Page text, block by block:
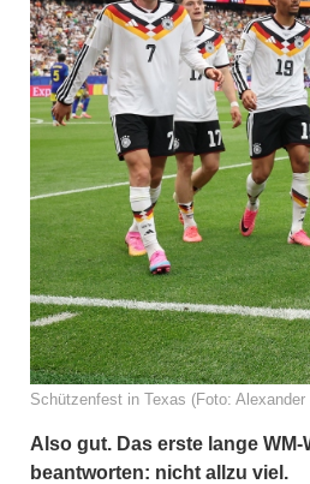
Schützenfest in Texas (Foto:
Also gut. Das erste lange
beantworten: nicht allzu viel.